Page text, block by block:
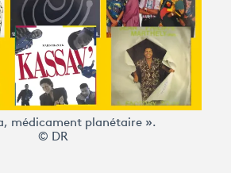
médicament planétaire ».
© DR